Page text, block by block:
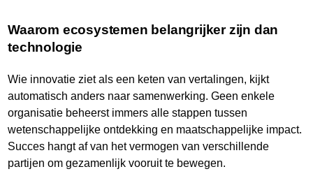
Waarom ecosystemen belangrijker zijn dan
technologie
Wie innovatie ziet als een keten van vertalingen, kijkt
automatisch anders naar samenwerking. Geen enkele
organisatie beheerst immers alle stappen tussen
wetenschappelijke ontdekking en maatschappelijke impact.
Succes hangt af van het vermogen van verschillende
partijen om gezamenlijk vooruit te bewegen.